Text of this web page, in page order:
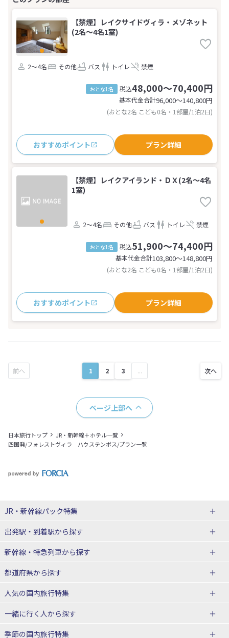
【禁煙】レイクサイドヴィラ・メゾネット
(2名～4名1室)
2～4名 その他 バス トイレ 禁煙
おとな1名 税込48,000～70,400円
基本代金合計96,000〜140,800円
(おとな2名 こども0名・1部屋/1泊2日)
おすすめポイント プラン詳細
【禁煙】レイクアイランド・ＤＸ(2名～4名
1室)
2～4名 その他 バス トイレ 禁煙
おとな1名 税込51,900～74,400円
基本代金合計103,800〜148,800円
(おとな2名 こども0名・1部屋/1泊2日)
おすすめポイント プラン詳細
1 2 3 ...
ページ上部へ
日本旅行トップ
JR・新幹線＋ホテル一覧
四国発/フォレストヴィラ ハウステンボス/プラン一覧
JR・新幹線パック特集
JR・新幹線＋ホテルパック
出張パック
出発駅・到着駅から探す
秋田⇔東京 新幹線パック
仙台→東京 新幹線パック
富山⇔東京 新幹線パック
東京→仙台 新幹線パック
東京→金沢 新幹線パック
新幹線・特急列車から探す
北海道新幹線 旅行
山形新幹線 旅行
東海道新幹線 旅行
上越新幹線 旅行
都道府県から探す
北海道旅行・ツアー
東北
人気の国内旅行特集
東京ディズニーリゾート®への旅
ユニバーサル・スタジオ・ジャパ
一緒に行く人から探す
一人旅 国内版
季節の国内旅行特集